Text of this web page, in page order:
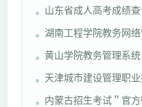
山东省成人高考成绩
湖南工程学院教务网
黄山学院教务管理系
天津城市建设管理职
内蒙古招生考试＂官